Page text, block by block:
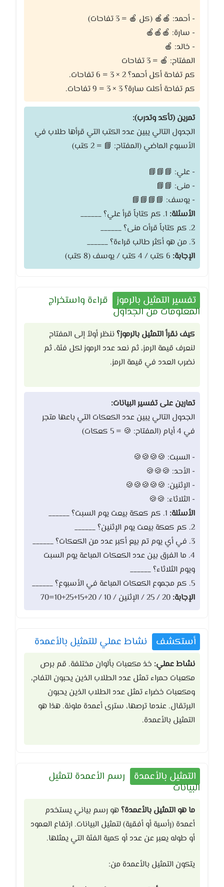
- أحمد: 🍎🍎 (كل 🍎 = 3 تفاحات)
- سارة: 🍎🍎🍎
- خالد: 🍎
المفتاح: 🍎 = 3 تفاحات
كم تفاحة أكل أحمد؟ 2 × 3 = 6 تفاحات.
كم تفاحة أكلت سارة؟ 3 × 3 = 9 تفاحات.
تمرين (تأكد وتدرب):
الجدول التالي يبين عدد الكتب التي قرأها طلاب في
الأسبوع الماضي (المفتاح: 📘 = 2 كتب)
- علي: 📘📘📘
- منى: 📘📘
- يوسف: 📘📘📘📘
الأسئلة:
2. كم كتاباً قرأت منى؟ ______
3. من هو أكثر طالب قراءة؟ ______
الإجابة:
تفسير التمثيل بالرموز قراءة واستخراج
المعلومات من الجداول
كيف نقرأ التمثيل بالرموز؟ننظر أولاً إلى المفتاح
لنعرف قيمة الرمز، ثم نعد عدد الرموز لكل فئة، ثم
نضرب العدد في قيمة الرمز.
تمارين على تفسير البيانات:
الجدول التالي يبين عدد الكعكات التي باعها متجر
في 4 أيام (المفتاح: 🍪 = 5 كعكات)
- السبت: 🍪🍪🍪🍪
- الأحد: 🍪🍪🍪
- الإثنين: 🍪🍪🍪🍪🍪
- الثلاثاء: 🍪🍪
الأسئلة:
2. كم كعكة بيعت يوم الإثنين؟ ______
3. في أي يوم تم بيع أكبر عدد من الكعكات؟ ______
4. ما الفرق بين عدد الكعكات المباعة يوم السبت
ويوم الثلاثاء؟ ______
5. كم مجموع الكعكات المباعة في الأسبوع؟ ______
الإجابة:
أستكشف نشاط عملي للتمثيل بالأعمدة
نشاط عملي: خذ مكعبات بألوان مختلفة. قم برص
مكعبات حمراء تمثل عدد الطلاب الذين يحبون التفاح،
ومكعبات خضراء تمثل عدد الطلاب الذين يحبون
البرتقال. عندما ترصها، سترى أعمدة ملونة. هذا هو
التمثيل بالأعمدة.
التمثيل بالأعمدة رسم الأعمدة لتمثيل
البيانات
ما هو التمثيل بالأعمدة؟هو رسم بياني يستخدم
أعمدة (رأسية أو أفقية) لتمثيل البيانات. ارتفاع العمود
أو طوله يعبر عن عدد أو كمية الفئة التي يمثلها.
يتكون التمثيل بالأعمدة من: